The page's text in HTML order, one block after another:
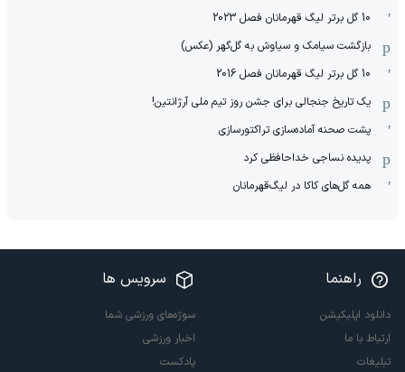
10 گل برتر لیگ قهرمانان فصل 2023
بازگشت سیامک و سیاوش به گل‌گهر (عکس)
10 گل برتر لیگ قهرمانان فصل 2016
یک تاریخ جنجالی برای جشن روز تیم ملی آرژانتین!
پشت صحنه آماده‌سازی تراکتورسازی
پدیده نساجی خداحافظی کرد
همه گل‌های کاکا در لیگ‌قهرمانان
راهنما
دانلود اپلیکیشن
ارتباط با ما
تبلیغات
سرویس ها
سوژه‌های ورزشی شما
اخبار ورزشی
پادکست